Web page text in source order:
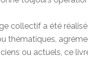
collectif a été
thématiques,
ou actuels, ce